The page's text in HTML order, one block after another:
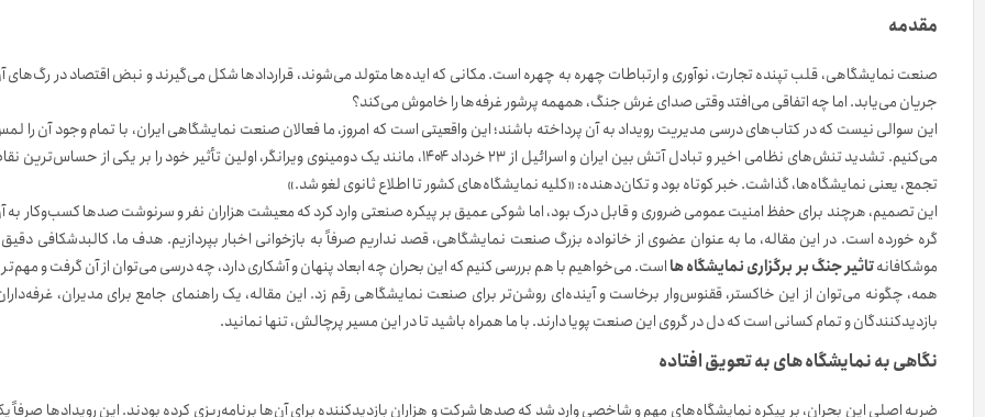
مقدمه
صنعت نمایشگاهی، قلب تپنده تجارت، نوآوری و ارتباطات چهره به چهره است. مکانی که ایده‌ها متولد می‌شوند، قراردادها شکل می‌گیرند و نبض اقتصاد در رگ‌های
جریان می‌یابد. اما چه اتفاقی می‌افتد وقتی صدای غرش جنگ، همهمه پرشور غرفه‌ها را خاموش می‌کند؟
این سوالی نیست که در کتاب‌های درسی مدیریت رویداد به آن پرداخته باشند؛ این واقعیتی است که امروز، ما فعالان صنعت نمایشگاهی ایران، با تمام وجود آن را
می‌کنیم. تشدید تنش‌های نظامی اخیر و تبادل آتش بین ایران و اسرائیل از ۲۳ خرداد ۱۴۰۴، مانند یک دومینوی ویرانگر، اولین تأثیر خود را بر یکی از حساس‌ترین
تجمع، یعنی نمایشگاه‌ها، گذاشت. خبر کوتاه بود و تکان‌دهنده: «کلیه نمایشگاه‌های کشور تا اطلاع ثانوی لغو شد.»
این تصمیم، هرچند برای حفظ امنیت عمومی ضروری و قابل درک بود، اما شوکی عمیق بر پیکره صنعتی وارد کرد که معیشت هزاران نفر و سرنوشت صدها کسب‌وکار به
گره خورده است. در این مقاله، ما به عنوان عضوی از خانواده بزرگ صنعت نمایشگاهی، قصد نداریم صرفاً به بازخوانی اخبار بپردازیم. هدف ما، کالبدشکافی
موشکافانهتاثیر جنگ بر برگزاری نمایشگاه هااست. می‌خواهیم با هم بررسی کنیم که این بحران چه ابعاد پنهان و آشکاری دارد، چه درسی می‌توان از آن گرفت و مهم‌تر
همه، چگونه می‌توان از این خاکستر، ققنوس‌وار برخاست و آینده‌ای روشن‌تر برای صنعت نمایشگاهی رقم زد. این مقاله، یک راهنمای جامع برای مدیران،
بازدیدکنندگان و تمام کسانی است که دل در گروی این صنعت پویا دارند. با ما همراه باشید تا در این مسیر پرچالش، تنها نمانید.
نگاهی به نمایشگاه های به تعویق افتاده
ضربه اصلی این بحران، بر پیکره نمایشگاه‌های مهم و شاخصی وارد شد که صدها شرکت و هزاران بازدیدکننده برای آن‌ها برنامه‌ریزی کرده بودند. این رویدادها صرفاً